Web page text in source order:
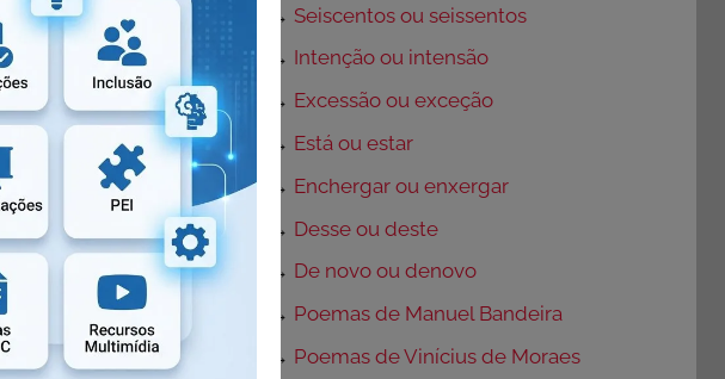
→ Seiscentos ou seissentos
→ Intenção ou intensão
→ Excessão ou exceção
→ Está ou estar
→ Enchergar ou enxergar
→ Desse ou deste
→ De novo ou denovo
→ Poemas de Manuel Bandeira
→ Poemas de Vinícius de Moraes